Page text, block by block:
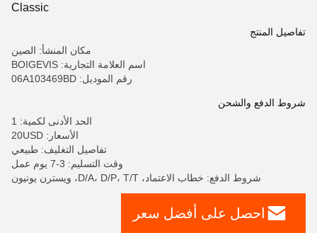
Classic
تفاصيل المنتج
مكان المنشأ: الصين
اسم العلامة التجارية: BOIGEVIS
رقم الموديل: 06A103469BD
شروط الدفع والشحن
الحد الأدنى لكمية: 1
الأسعار: 20USD
تفاصيل التغليف: طبيعي
وقت التسليم: 3-7 يوم عمل
شروط الدفع: خطاب الاعتماد، D/A، D/P، T/T، ويسترن يونيون
احصل على أفضل سعر